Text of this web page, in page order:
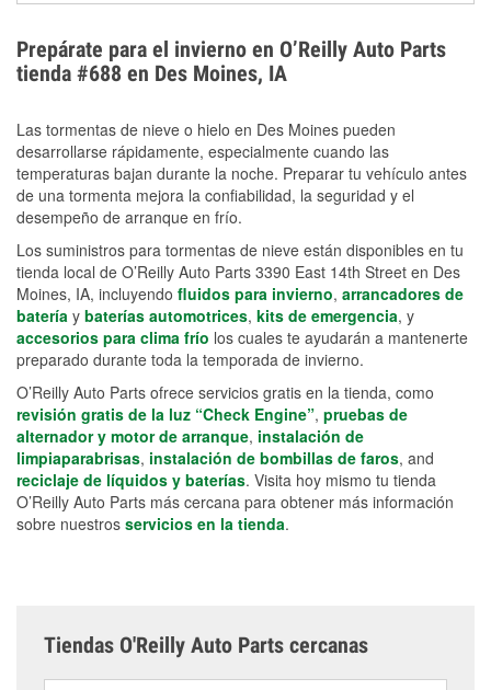
el sobrecalentamiento en condiciones de frío
extremo. Aprende cómo comprobar la protección
anticongelante en nuestra sección How-To.
Prepárate para el invierno en O’Reilly Auto Parts
tienda #688 en Des Moines, IA
Las tormentas de nieve o hielo en Des Moines pueden
desarrollarse rápidamente, especialmente cuando las
temperaturas bajan durante la noche. Preparar tu vehículo antes
de una tormenta mejora la confiabilidad, la seguridad y el
desempeño de arranque en frío.
Los suministros para tormentas de nieve están disponibles en tu
tienda local de O’Reilly Auto Parts 3390 East 14th Street en Des
Moines, IA, incluyendo fluidos para invierno, arrancadores de
batería y baterías automotrices, kits de emergencia, y
accesorios para clima frío los cuales te ayudarán a mantenerte
preparado durante toda la temporada de invierno.
O’Reilly Auto Parts ofrece servicios gratis en la tienda, como
revisión gratis de la luz “Check Engine”, pruebas de
alternador y motor de arranque, instalación de
limpiaparabrisas, instalación de bombillas de faros, and
reciclaje de líquidos y baterías. Visita hoy mismo tu tienda
O’Reilly Auto Parts más cercana para obtener más información
sobre nuestros servicios en la tienda.
Tiendas O'Reilly Auto Parts cercanas